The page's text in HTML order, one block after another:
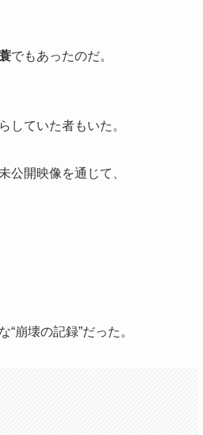
でもあったのだ。
していた者もいた。
公開映像を通じて、
崩壊の記録”だった。